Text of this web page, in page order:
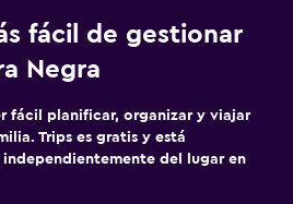
fácil de gestionar
Negra
fácil planificar, organizar y viajar
Trips es gratis y está
del lugar en